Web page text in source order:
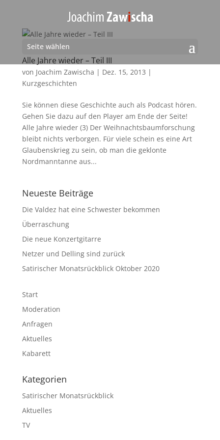
Seite wählen
Alle Jahre wieder – Teil III
von Joachim Zawischa | Dez. 15, 2013 |
Kurzgeschichten
Sie können diese Geschichte auch als Podcast hören.
Gehen Sie dazu auf den Player am Ende der Seite!
Alle Jahre wieder (3) Der Weihnachtsbaumforschung
bleibt nichts verborgen. Für viele schein es eine Art
Glaubenskrieg zu sein, ob man die geklonte
Nordmanntanne aus...
Neueste Beiträge
Die Valdez hat eine Schwester bekommen
Überraschung
Die neue Konzertgitarre
Netzer und Delling sind zurück
Satirischer Monatsrückblick Oktober 2020
Start
Moderation
Anfragen
Aktuelles
Kabarett
Kategorien
Satirischer Monatsrückblick
Aktuelles
TV